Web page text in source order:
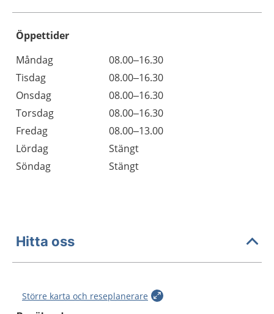
Öppettider
Dag
Öppettider
Kommentarer
Måndag
08.00–16.30
Tisdag
08.00–16.30
Onsdag
08.00–16.30
Torsdag
08.00–16.30
Fredag
08.00–13.00
Lördag
Stängt
Söndag
Stängt
Hitta oss
Större karta och reseplanerare